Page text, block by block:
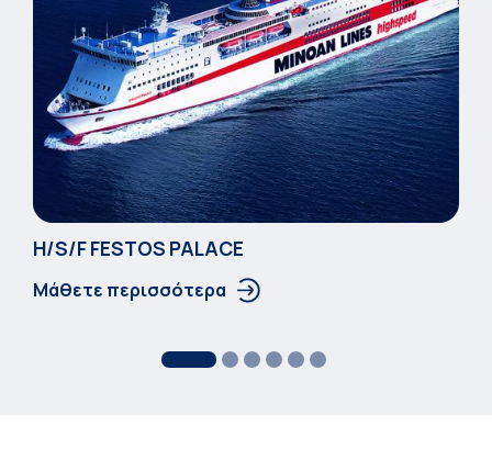
Η/S/F FESTOS PALACΕ
Μάθετε περισσότερα